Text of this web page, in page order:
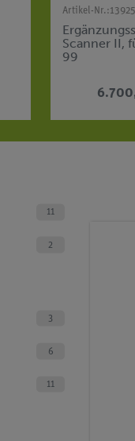
Artikel-Nr.:
Scanner II,
99
11
2
3
6
11